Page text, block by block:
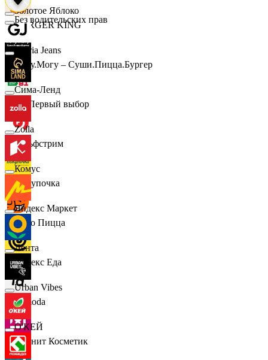
BURGER KING
Хочу.Могу – Суши.Пицца.Бургер
B1 Первый выбор
Гольфстрим
Покупочка
Додо Пицца
Яндекс Еда
Lamoda
Магнит Косметик
Золотое Яблоко
Gloria Jeans
Сима-Ленд
Zolla
Комус
Яндекс Маркет
Лента
Urban Vibes
О'КЕЙ
Без водительских прав